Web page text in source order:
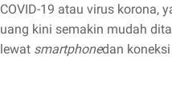
COVID-19 atau virus korona,
uang kini semakin mudah
lewat smartphonedan